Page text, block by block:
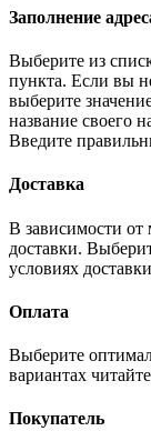
Заполнение
Выберите из
пункта. Если вы
выберите
название своего
Введите
Доставка
В зависимости от
доставки.
условиях
Оплата
Выберите
вариантах
Покупатель